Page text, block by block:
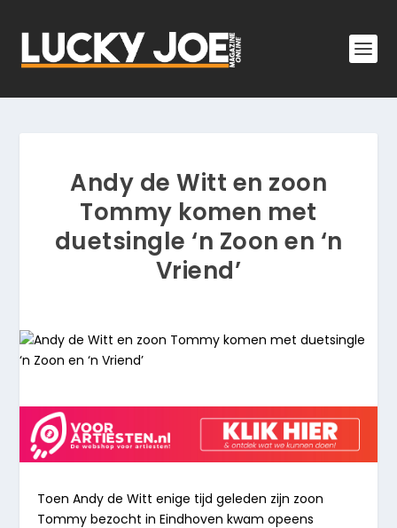
Andy de Witt en zoon
Tommy komen met
duetsingle ‘n Zoon en ‘n
Vriend’
Toen Andy de Witt enige tijd geleden zijn zoon
Tommy bezocht in Eindhoven kwam opeens